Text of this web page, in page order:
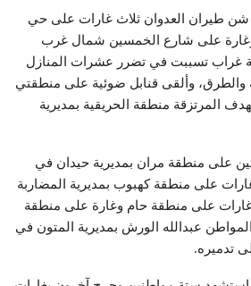
يوليو عام 2016م، شن طيران العدوان ثلاث غارات على حي
وغارة على شارع الخمسين شمال غرب
غراب تسببت في تضرر عشرات المنازل
والطرق، وألقى قنابل ضوئية على منطقتي
المرتزقة منطقة الحريقية بمديرية
على منطقة مران بمديرية حيدان في
على منطقة كهبوب بمديرية المضاربة
على منطقة حام وغارة على منطقة
عبدالله الورش بمديرية المتون في
تدميره.